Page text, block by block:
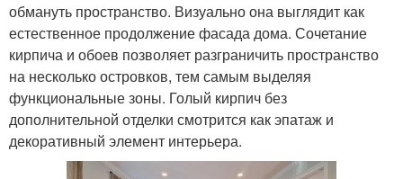
обмануть пространство. Визуально она выглядит как
естественное продолжение фасада дома. Сочетание
кирпича и обоев позволяет разграничить пространство
на несколько островков, тем самым выделяя
функциональные зоны. Голый кирпич без
дополнительной отделки смотрится как эпатаж и
декоративный элемент интерьера.